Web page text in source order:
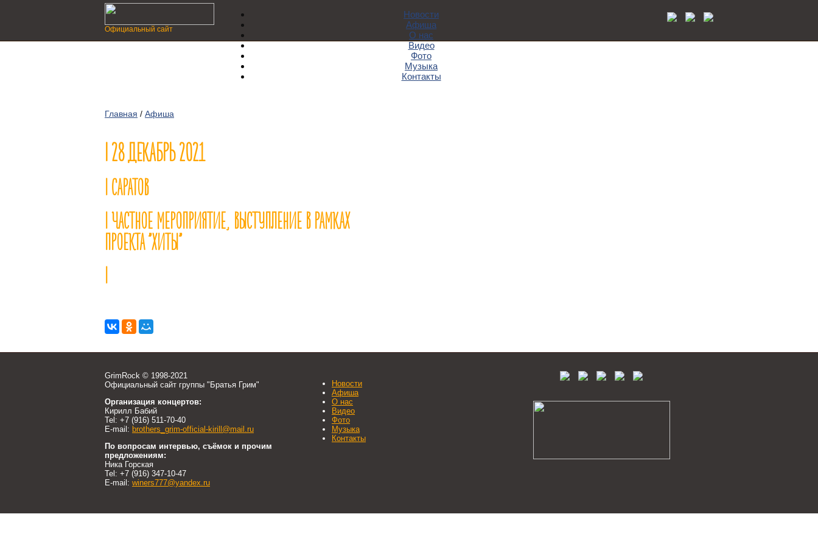
Официальный сайт
Новости
Афиша
О нас
Видео
Фото
Музыка
Контакты
Главная / Афиша
| 28 ДЕКАБРЬ 2021
| САРАТОВ
| ЧАСТНОЕ МЕРОПРИЯТИЕ, ВЫСТУПЛЕНИЕ В РАМКАХ
ПРОЕКТА "ХИТЫ"
|
GrimRock © 1998-2021
Официальный сайт группы "Братья Грим"
Организация концертов:
Кирилл Бабий
Tel: +7 (916) 511-70-40
E-mail: brothers_grim-official-kirill@mail.ru
По вопросам интервью, съёмок и прочим
предложениям:
Ника Горская
Tel: +7 (916) 347-10-47
E-mail: winers777@yandex.ru
Новости
Афиша
О нас
Видео
Фото
Музыка
Контакты